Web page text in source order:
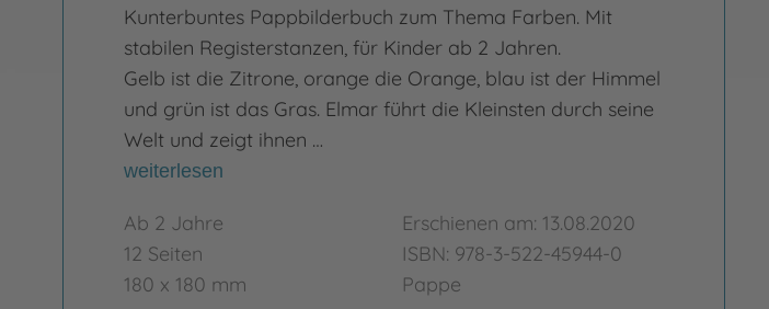
Kunterbuntes Pappbilderbuch zum Thema Farben. Mit
stabilen Registerstanzen, für Kinder ab 2 Jahren.
Gelb ist die Zitrone, orange die Orange, blau ist der Himmel
und grün ist das Gras. Elmar führt die Kleinsten durch seine
Welt und zeigt ihnen …
weiterlesen
Ab 2 Jahre
12 Seiten
180 x 180 mm
Erschienen am: 13.08.2020
ISBN: 978-3-522-45944-0
Pappe